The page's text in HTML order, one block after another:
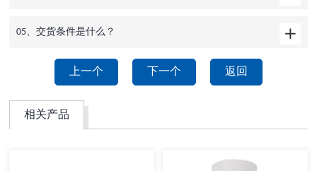
05、交货条件是什么？
上一个 下一个 返回
相关产品